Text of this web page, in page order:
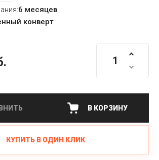
6 месяцев
конверт
В КОРЗИНУ
КУПИТЬ В ОДИН КЛИК